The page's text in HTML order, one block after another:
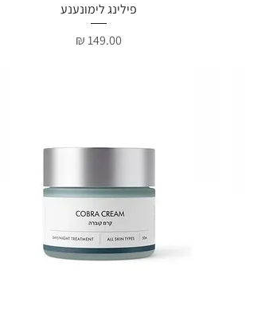
תצוגה מהירה
פילינג לימונענע
מחיר